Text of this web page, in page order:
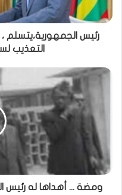
رئيس الجمهورية،يتسلم ،
التعذيب لسنتي
ومضة ... أهداها له رئيس